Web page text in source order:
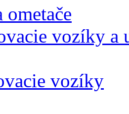
ometače
vozíky a
vozíky